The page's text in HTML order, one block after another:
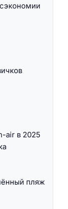
air в 2025
пляж